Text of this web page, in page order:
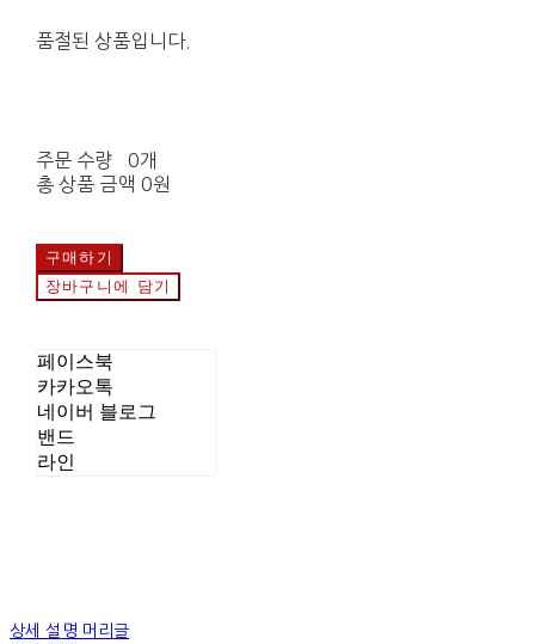
품절된 상품입니다.
주문 수량
0개
총 상품 금액 0원
구매하기
장바구니에 담기
페이스북
카카오톡
네이버 블로그
밴드
라인
상세 설명 머리글